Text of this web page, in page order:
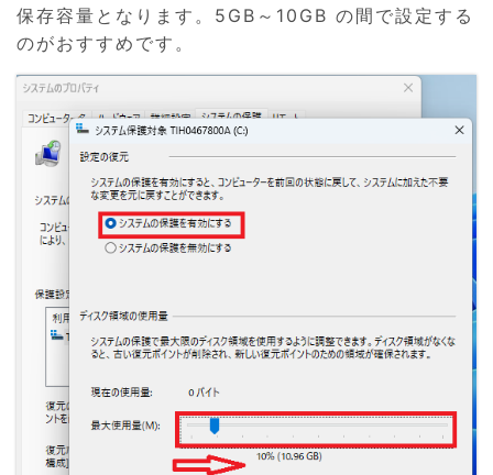
保存容量となります。5GB～10GB の間で設定する
のがおすすめです。